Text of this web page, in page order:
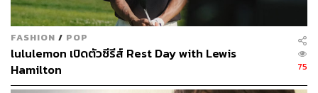
FASHION / POP
lululemon เปิดตัวซีรีส์ Rest Day with Lewis
Hamilton
75